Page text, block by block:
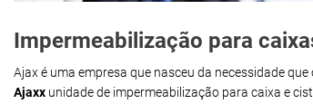
Impermeabilização para
Ajax é uma empresa que nasceu da necessidade
Ajaxx unidade de impermeabilização para caixa e